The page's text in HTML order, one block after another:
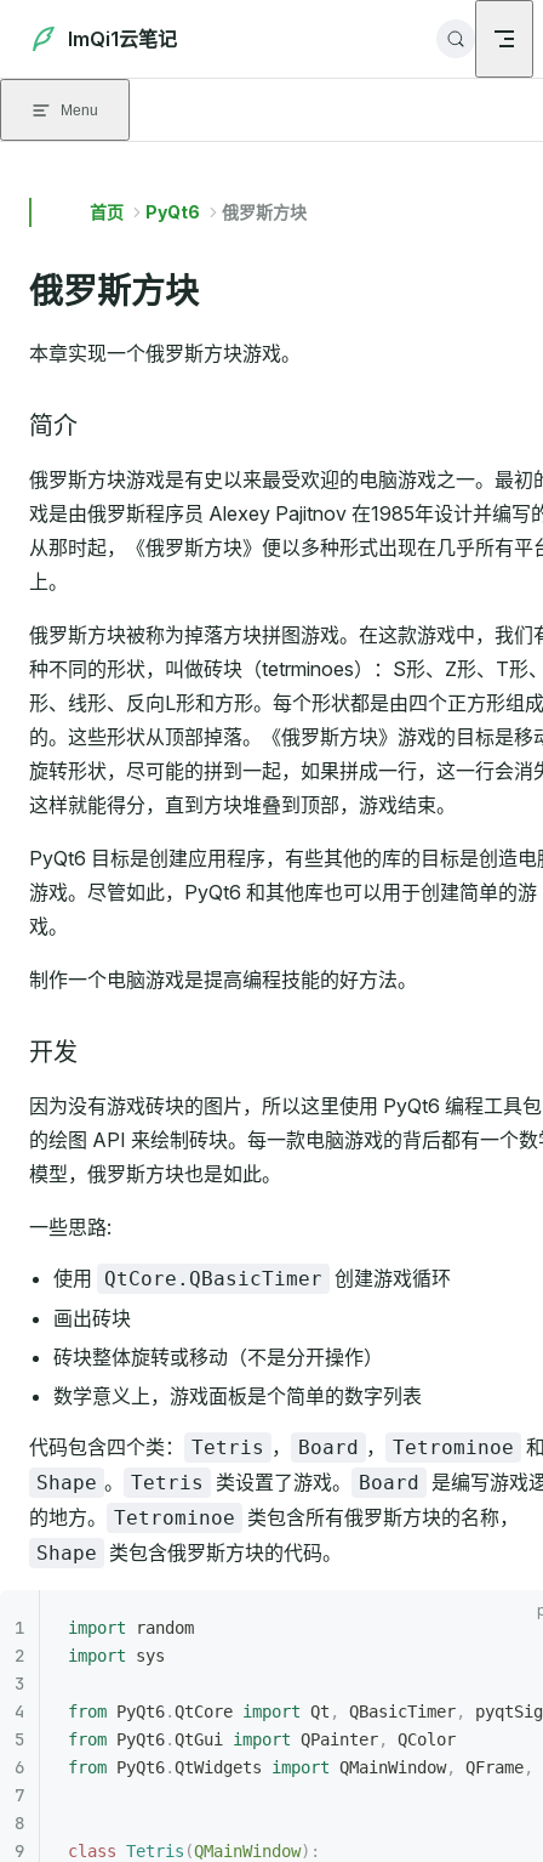
Skip to content
ImQi1云笔记
Menu
首页 PyQt6 俄罗斯方块
俄罗斯方块
本章实现一个俄罗斯方块游戏。
简介
俄罗斯方块游戏是有史以来最受欢迎的电脑游戏之一。最初
戏是由俄罗斯程序员 Alexey Pajitnov 在1985年设计并编写
从那时起，《俄罗斯方块》便以多种形式出现在几乎所有平
上。
俄罗斯方块被称为掉落方块拼图游戏。在这款游戏中，我们
种不同的形状，叫做砖块（tetrminoes）：S形、Z形、T形
形、线形、反向L形和方形。每个形状都是由四个正方形组成
的。这些形状从顶部掉落。《俄罗斯方块》游戏的目标是移
旋转形状，尽可能的拼到一起，如果拼成一行，这一行会消
这样就能得分，直到方块堆叠到顶部，游戏结束。
PyQt6 目标是创建应用程序，有些其他的库的目标是创造电
游戏。尽管如此，PyQt6 和其他库也可以用于创建简单的游
戏。
制作一个电脑游戏是提高编程技能的好方法。
开发
因为没有游戏砖块的图片，所以这里使用 PyQt6 编程工具
的绘图 API 来绘制砖块。每一款电脑游戏的背后都有一个数
模型，俄罗斯方块也是如此。
一些思路:
使用 QtCore.QBasicTimer 创建游戏循环
画出砖块
砖块整体旋转或移动（不是分开操作）
数学意义上，游戏面板是个简单的数字列表
代码包含四个类： Tetris ， Board ， Tetrominoe
Shape 。 Tetris 类设置了游戏。 Board
是编写游戏
的地方。
Tetrominoe 类包含所有俄罗斯方块的名称，
Shape 类包含俄罗斯方块的代码。
import random
import sys
from PyQt6.QtCore import Qt , QBasicTimer,
from PyQt6.QtGui import QPainter,
QColor
from PyQt6.QtWidgets import QMainWindow, QFrame,
class Tetris (QMainWindow):